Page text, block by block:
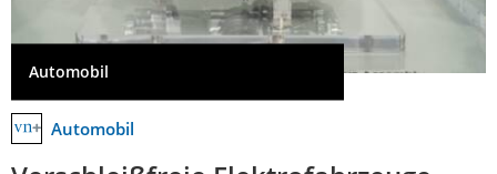
Automobil
Automobil